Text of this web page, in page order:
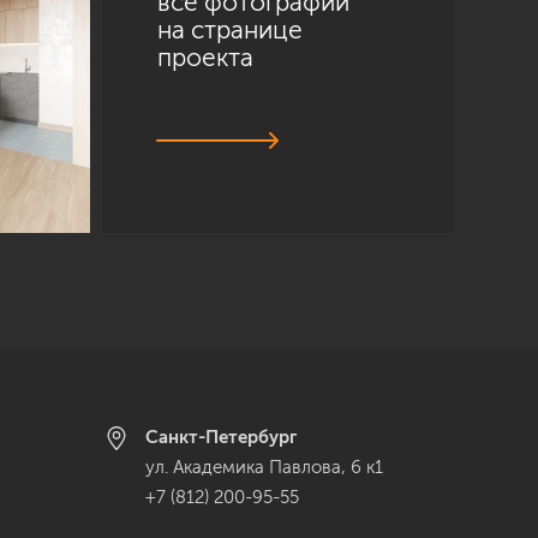
на странице
проекта
Санкт-Петербург
ул. Академика Павлова, 6 к1
+7 (812) 200-95-55